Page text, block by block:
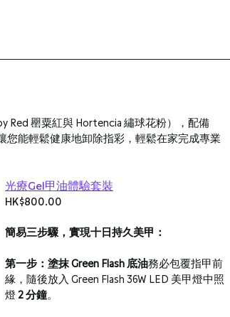
Red 罌粟紅與 Hortencia 繡球花粉），配備
您能輕鬆健康地卸除指彩，輕鬆在家完成專業
光療Gel甲油體驗套裝
HK$800.00
簡易三步驟，實現十日持久美甲：
第一步：塗抹 Green Flash 底油務必包覆指甲前
緣，隨後放入 Green Flash 36W LED 美甲燈中照
燈 2 分鐘。